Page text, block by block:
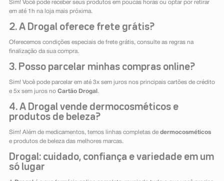
Sim! Você pode receber seus produtos em poucas horas ou optar por retirar
em até 1h na loja mais próxima.
2. A Drogal oferece frete grátis?
Oferecemos condições especiais de frete grátis, consulte as regras na
finalização da sua compra.
3. Posso parcelar minhas compras online?
Sim! Você pode parcelar em até 3x sem juros nos principais cartões de crédito
e 5x sem juros no Cartão Drogal .
4. A Drogal vende dermocosméticos e
produtos de beleza?
Sim! Além de medicamentos, temos linhas completas de dermocosméticos
e produtos de beleza das melhores marcas.
Drogal: cuidado, confiança e variedade em um
só lugar